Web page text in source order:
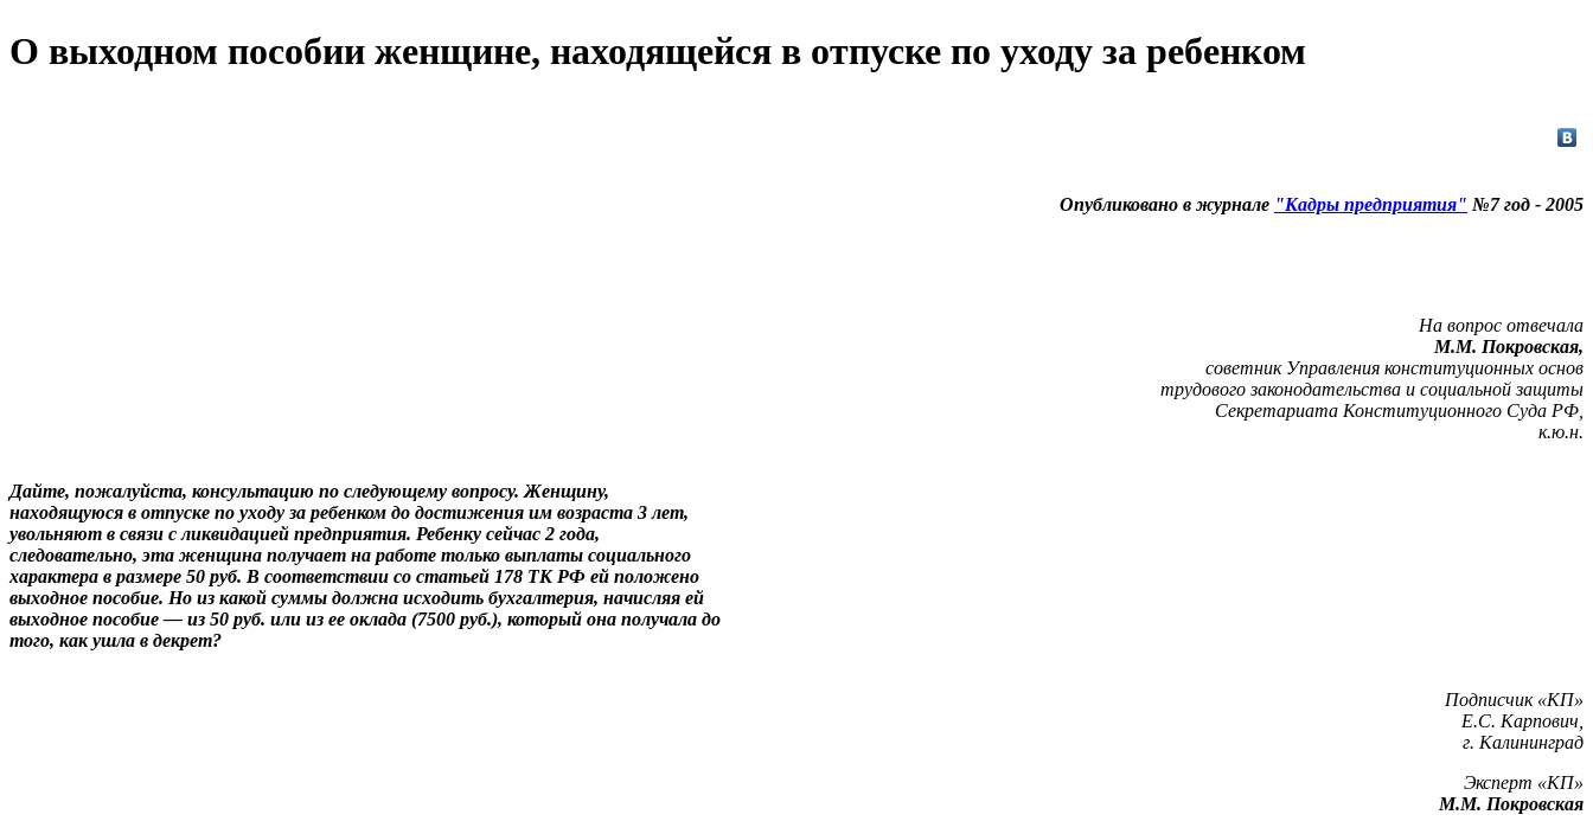
О выходном пособии женщине, находящейся в отпуске по уходу за ребенком
Опубликовано в журнале "Кадры предприятия" №7 год - 2005
На вопрос отвечала
М.М. Покровская,
советник Управления конституционных основ
трудового законодательства и социальной защиты
Секретариата Конституционного Суда РФ,
к.ю.н.
Дайте, пожалуйста, консультацию по следующему вопросу. Женщину,
находящуюся в отпуске по уходу за ребенком до достижения им возраста 3 лет,
увольняют в связи с ликвидацией предприятия. Ребенку сейчас 2 года,
следовательно, эта женщина получает на работе только выплаты социального
характера в размере 50 руб. В соответствии со статьей 178 ТК РФ ей положено
выходное пособие. Но из какой суммы должна исходить бухгалтерия, начисляя ей
выходное пособие — из 50 руб. или из ее оклада (7500 руб.), который она получала до
того, как ушла в декрет?
Подписчик «КП»
Е.С. Карпович,
г. Калининград
Эксперт «КП»
М.М. Покровская